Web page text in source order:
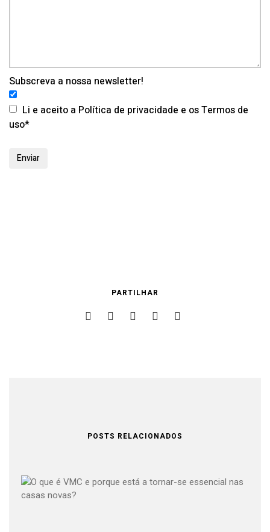
Subscreva a nossa newsletter!
Li e aceito a Política de privacidade e os Termos de
uso*
PARTILHAR
POSTS RELACIONADOS